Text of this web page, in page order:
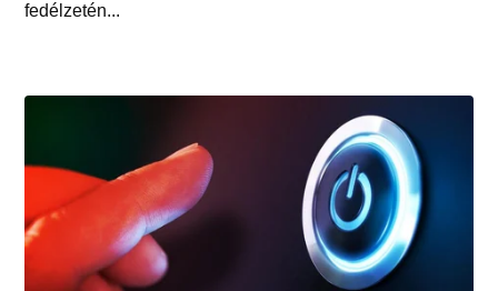
fedélzetén...